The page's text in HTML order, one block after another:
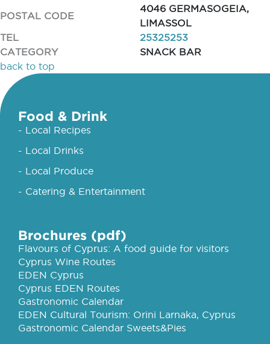
POSTAL CODE
4046 GERMASOGEIA,
LIMASSOL
TEL
25325253
CATEGORY
SNACK BAR
back to top
Food & Drink
- Local Recipes
- Local Drinks
- Local Produce
- Catering & Entertainment
Brochures (pdf)
Flavours of Cyprus: A food guide for visitors
Cyprus Wine Routes
EDEN Cyprus
Cyprus EDEN Routes
Gastronomic Calendar
EDEN Cultural Tourism: Orini Larnaka, Cyprus
Gastronomic Calendar Sweets&Pies